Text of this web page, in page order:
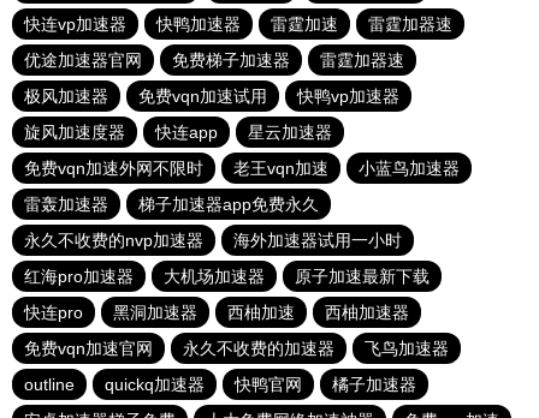
快连vp加速器
快鸭加速器 雷霆加速
雷霆加器速
优途加速器官网
免费梯子加速器
雷霆加器速
极风加速器
免费vqn加速试用
快鸭vp加速器
旋风加速度器
快连app
星云加速器
免费vqn加速外网不限时
老王vqn加速
小蓝鸟加速器
雷轰加速器
梯子加速器app免费永久
永久不收费的nvp加速器
海外加速器试用一小时
红海pro加速器
大机场加速器
原子加速最新下载
快连pro
黑洞加速器 西柚加速
西柚加速器
免费vqn加速官网
永久不收费的加速器
飞鸟加速器
outline
quickq加速器 快鸭官网
橘子加速器